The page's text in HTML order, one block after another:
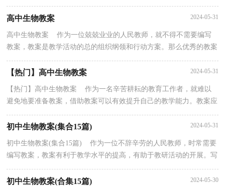
学生学习的积极性。写教案需要注意哪些格式呢？下面...
高中生物教案 2024-05-31
高中生物教案 作为一位兢兢业业的人民教师，就不得不需要编写
教案，教案是教学活动的总的组织纲领和行动方案。那么优秀的教案
【热门】高中生物教案 2024-05-31
【热门】高中生物教案 作为一名辛苦耕耘的教育工作者，就难以
避免地要准备教案，借助教案可以有效提升自己的教学能力。教案应
该怎么写才好呢？下面是小编精心整理的高中生物教...
初中生物教案(集合15篇) 2024-05-31
初中生物教案(集合15篇) 作为一位不辞辛劳的人民教师，时常需要
编写教案，教案有利于教学水平的提高，有助于教研活动的开展。写
教案需要注意哪些格式呢？以下是小编整理的初中生...
初中生物教案(合集15篇) 2024-05-30